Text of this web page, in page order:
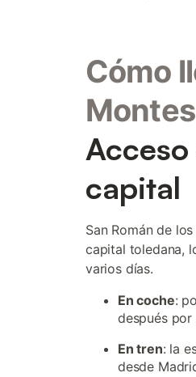
Cómo
Montes
capital
San Román de
capital toledana,
varios días.
En coche:
después
En tren: la
desde